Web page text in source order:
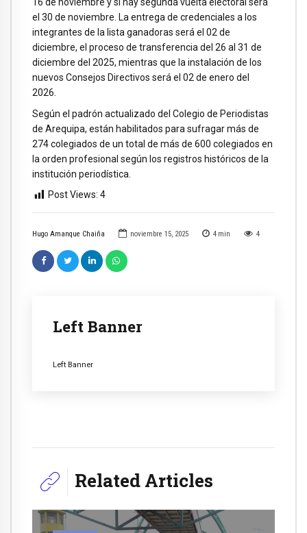
Hugo Amanque Chaiña noviembre 15, 2025 4 min 4
Left Banner
Left Banner
el 30 de noviembre. La entrega de credenciales a los
integrantes de la lista ganadoras será el 02 de
diciembre, el proceso de transferencia del 26 al 31 de
diciembre del 2025, mientras que la instalación de los
nuevos Consejos Directivos será el 02 de enero del
2026.
Según el padrón actualizado del Colegio de Periodistas
de Arequipa, están habilitados para sufragar más de
274 colegiados de un total de más de 600 colegiados en
la orden profesional según los registros históricos de la
institución periodística.
Post Views: 4
Related Articles